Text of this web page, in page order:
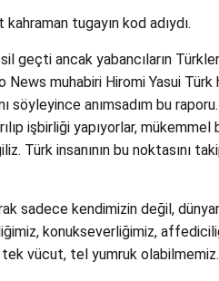
kahraman tugayın kod adıydı.
geçti ancak yabancıların Türkler
muhabiri Hiromi Yasui Türk
söyleyince anımsadım bu
işbirliği yapıyorlar, mükemmel
Türk insanının bu noktasını
sadece kendimizin değil,
konukseverliğimiz,
vücut, tel yumruk olabilmemiz.